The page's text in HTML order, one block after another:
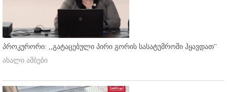
პროკურორი: ,,გატაცებული პირი გორის სასატუმროში ჰყავდათ''
ახალი ამბები